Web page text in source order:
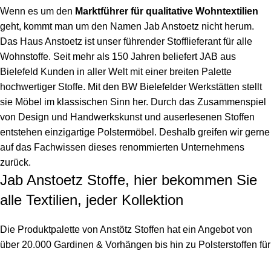
Wenn es um den Marktführer für qualitative Wohntextilien
geht, kommt man um den Namen Jab Anstoetz nicht herum.
Das Haus Anstoetz ist unser führender Stofflieferant für alle
Wohnstoffe. Seit mehr als 150 Jahren beliefert JAB aus
Bielefeld Kunden in aller Welt mit einer breiten Palette
hochwertiger Stoffe. Mit den BW Bielefelder Werkstätten stellt
sie Möbel im klassischen Sinn her. Durch das Zusammenspiel
von Design und Handwerkskunst und auserlesenen Stoffen
entstehen einzigartige Polstermöbel. Deshalb greifen wir gerne
auf das Fachwissen dieses renommierten Unternehmens
zurück.
Jab Anstoetz Stoffe, hier bekommen Sie
alle Textilien, jeder Kollektion
Die Produktpalette von Anstötz Stoffen hat ein Angebot von
über 20.000 Gardinen & Vorhängen bis hin zu Polsterstoffen für